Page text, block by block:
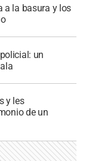
a la basura y los
un
y les
de un